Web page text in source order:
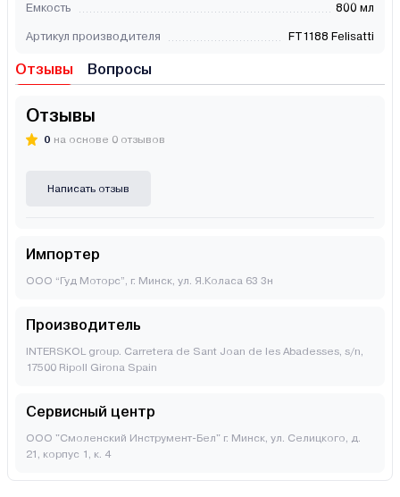
Емкость
800 мл
Артикул производителя FT1188 Felisatti
Отзывы Вопросы
Отзывы
0 на основе 0 отзывов
Написать отзыв
Импортер
ООО “Гуд Моторс”, г. Минск, ул. Я.Коласа 63 3н
Производитель
INTERSKOL group. Carretera de Sant Joan de les Abadesses, s/n,
17500 Ripoll Girona Spain
Сервисный центр
ООО "Смоленский Инструмент-Бел" г. Минск, ул. Селицкого, д.
21, корпус 1, к. 4